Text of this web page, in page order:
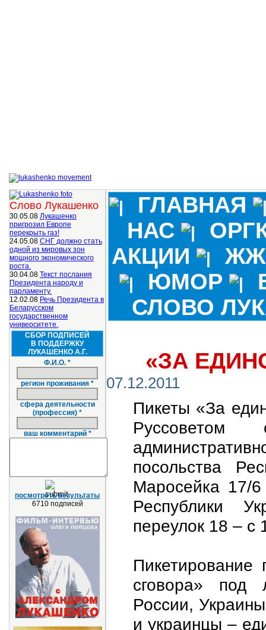
Слово Лукашенко
30.05.08 Лукашенко
пригрозил Европе
перекрыть газ!
24.05.08 СНГ должно стать
одной из мировых зон
мощного экономического
роста.
30.04.08 Текст послания
Президента народу и
парламенту.
12.02.08 Речь Президента в
Беларусском
государственном
университете.
СБОР ПОДПИСЕЙ
В ПОДДЕРЖКУ
ЛУКАШЕНКО А.Г.
Ф.И.О. *
регион проживания *
сфера деятельности
(профессия) *
ваш комментарий *
посмотреть результаты
6710 подписей
ГЛАВНАЯ
НАС
АКЦИИ
ЖЖ
ЮМОР
СЛОВО
«ЗА
07.12.2011
Пикеты «За
Руссоветом
посольства
Маросейка 17/
Республики
переулок 18 – с
Пикетирование
сговора» под
России,
и украинцы –